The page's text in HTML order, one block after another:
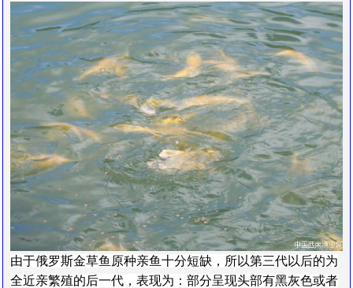
由于俄罗斯金草鱼原种亲鱼十分短缺，所以第三代以后的为
全近亲繁殖的后一代，表现为：部分呈现头部有黑灰色或者